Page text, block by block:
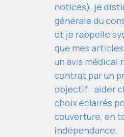
notices), je
générale du
et je rappelle
que mes
un avis médical
contrat par un
objectif : aider
choix éclairés
couverture, en
indépendance.